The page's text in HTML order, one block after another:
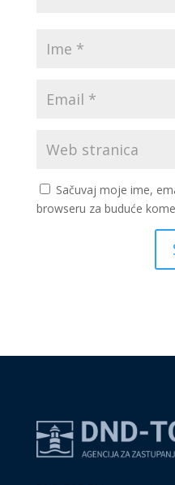
Sačuvaj moje ime,
browseru za buduće